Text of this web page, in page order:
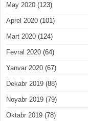
May 2020 (123)
Aprel 2020 (101)
Mart 2020 (124)
Fevral 2020 (64)
Yanvar 2020 (67)
Dekabr 2019 (88)
Noyabr 2019 (79)
Oktabr 2019 (78)